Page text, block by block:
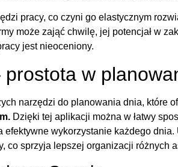
pracy, co czyni go elastycznym
może zająć chwilę, jej potencjał w
jest nieoceniony.
w
narzędzi do planowania dnia, które
Dzięki tej aplikacji można w łatwy
wykorzystanie każdego dnia.
co sprzyja lepszej organizacji różnych